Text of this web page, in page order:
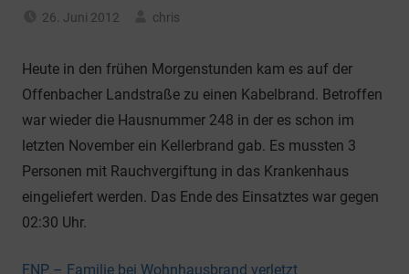
26. Juni 2012
chris
Heute in den frühen Morgenstunden kam es auf der
Offenbacher Landstraße zu einen Kabelbrand. Betroffen
war wieder die Hausnummer 248 in der es schon im
letzten November ein Kellerbrand gab. Es mussten 3
Personen mit Rauchvergiftung in das Krankenhaus
eingeliefert werden. Das Ende des Einsatztes war gegen
02:30 Uhr.
FNP – Familie bei Wohnhausbrand verletzt